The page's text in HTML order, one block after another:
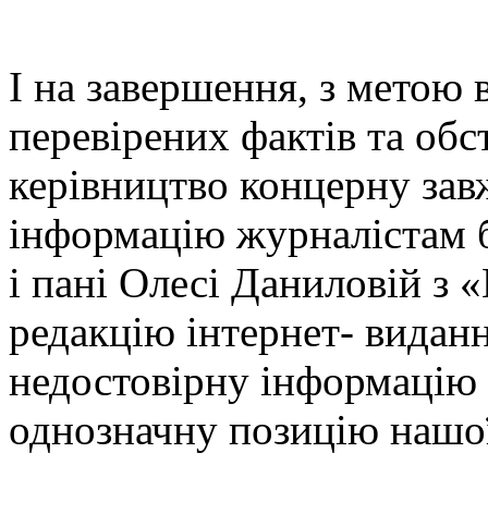
І на завершення, з метою
перевірених фактів та
керівництво концерну
інформацію журналістам
і пані Олесі Даниловій
редакцію інтернет-
недостовірну інформацію
однозначну позицію